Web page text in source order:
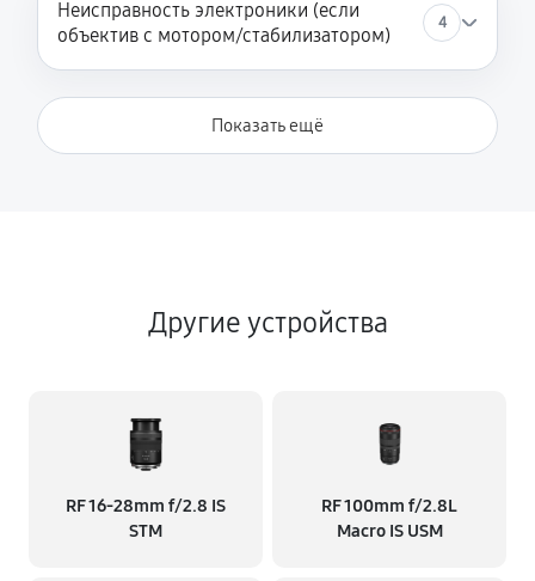
Неисправность электроники (если
объектив с мотором/стабилизатором)
4
Показать ещё
Другие устройства
RF 16‑28mm f/2.8 IS
STM
RF 100mm f/2.8L
Macro IS USM